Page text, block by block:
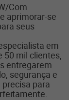
Com
aprimorar-se
seus
em
50 mil clientes,
entregarem
segurança e
para